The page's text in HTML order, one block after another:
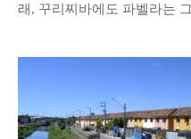
래, 꾸리찌바에도 파벨라는